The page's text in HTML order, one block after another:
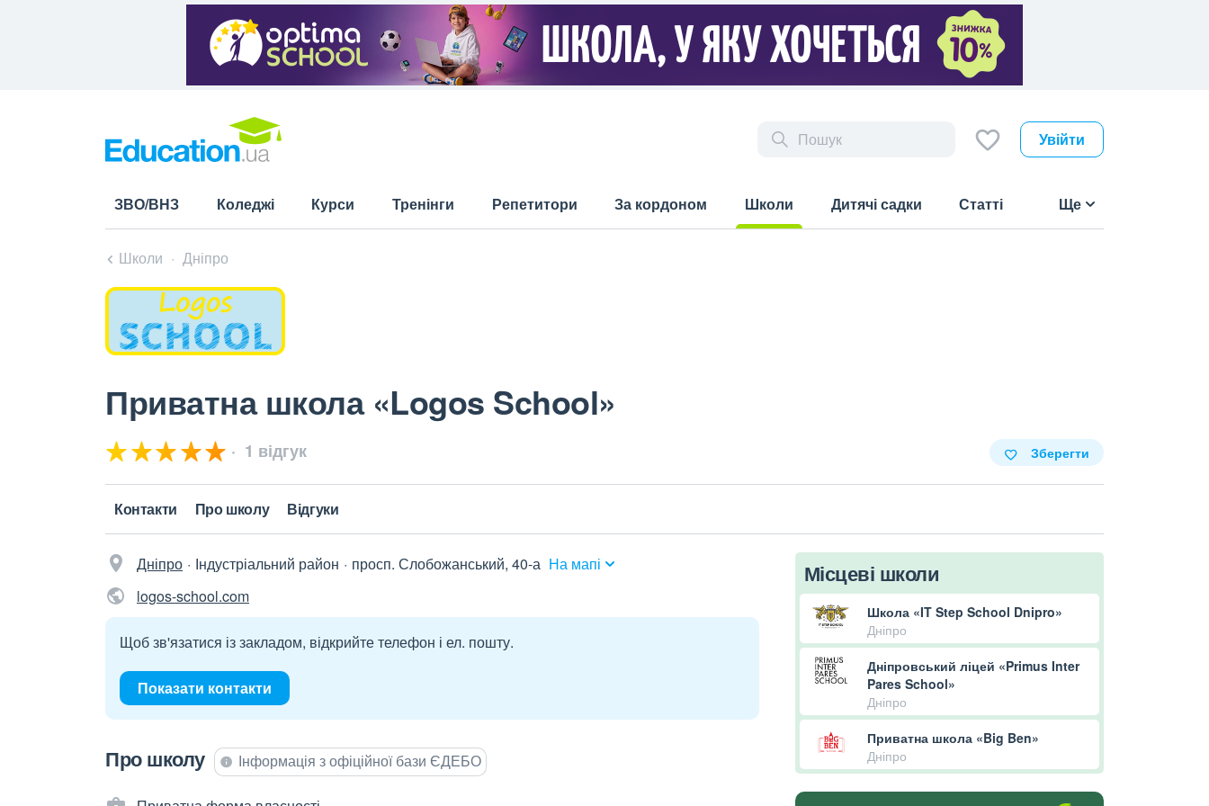
Увійти
ЗВО/ВНЗ Коледжі Курси Тренінги Репетитори За кордоном
Школи
Дитячі садки Статті Ще
Школи Дніпро
Приватна школа «Logos School»
1 відгук Зберегти
Контакти Про школу Відгуки
Дніпро Індустріальний район просп. Слобожанський, 40-а На мапі
logos-school.com
Щоб зв'язатися із закладом, відкрийте телефон і ел. пошту.
Показати контакти
Про школу Інформація з офіційної бази ЄДЕБО
Місцеві школи
Школа «IT Step School Dnipro»
Дніпро
Дніпровський ліцей «Primus Inter
Pares School»
Дніпро
Приватна школа «Big Ben»
Дніпро